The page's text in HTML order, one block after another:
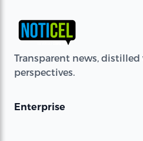
Transparent news, distilled
perspectives.
Enterprise